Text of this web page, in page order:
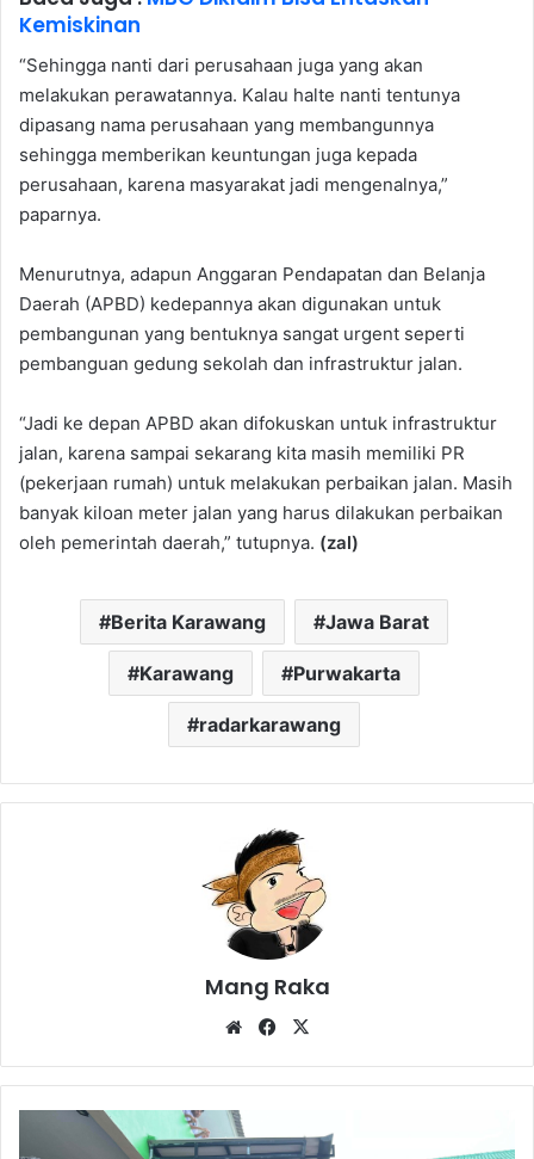
Kemiskinan
“Sehingga nanti dari perusahaan juga yang akan
melakukan perawatannya. Kalau halte nanti tentunya
dipasang nama perusahaan yang membangunnya
sehingga memberikan keuntungan juga kepada
perusahaan, karena masyarakat jadi mengenalnya,”
paparnya.
Menurutnya, adapun Anggaran Pendapatan dan Belanja
Daerah (APBD) kedepannya akan digunakan untuk
pembangunan yang bentuknya sangat urgent seperti
pembanguan gedung sekolah dan infrastruktur jalan.
“Jadi ke depan APBD akan difokuskan untuk infrastruktur
jalan, karena sampai sekarang kita masih memiliki PR
(pekerjaan rumah) untuk melakukan perbaikan jalan. Masih
banyak kiloan meter jalan yang harus dilakukan perbaikan
oleh pemerintah daerah,” tutupnya. (zal)
Berita Karawang Jawa Barat
Karawang Purwakarta
radarkarawang
Mang Raka
WebsiteFacebook